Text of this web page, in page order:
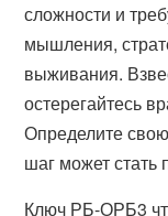
сложности и
мышления,
выживания.
остерегайтесь
Определите
шаг может стать
Ключ РБ-ОРБ3